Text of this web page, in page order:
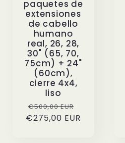
paquetes de
extensiones
de cabello
humano
real, 26, 28,
30" (65, 70,
75cm) + 24"
(60cm),
cierre 4x4,
liso
Precio
habitual
€500,00 EURPrecio
de
€275,00 EUR